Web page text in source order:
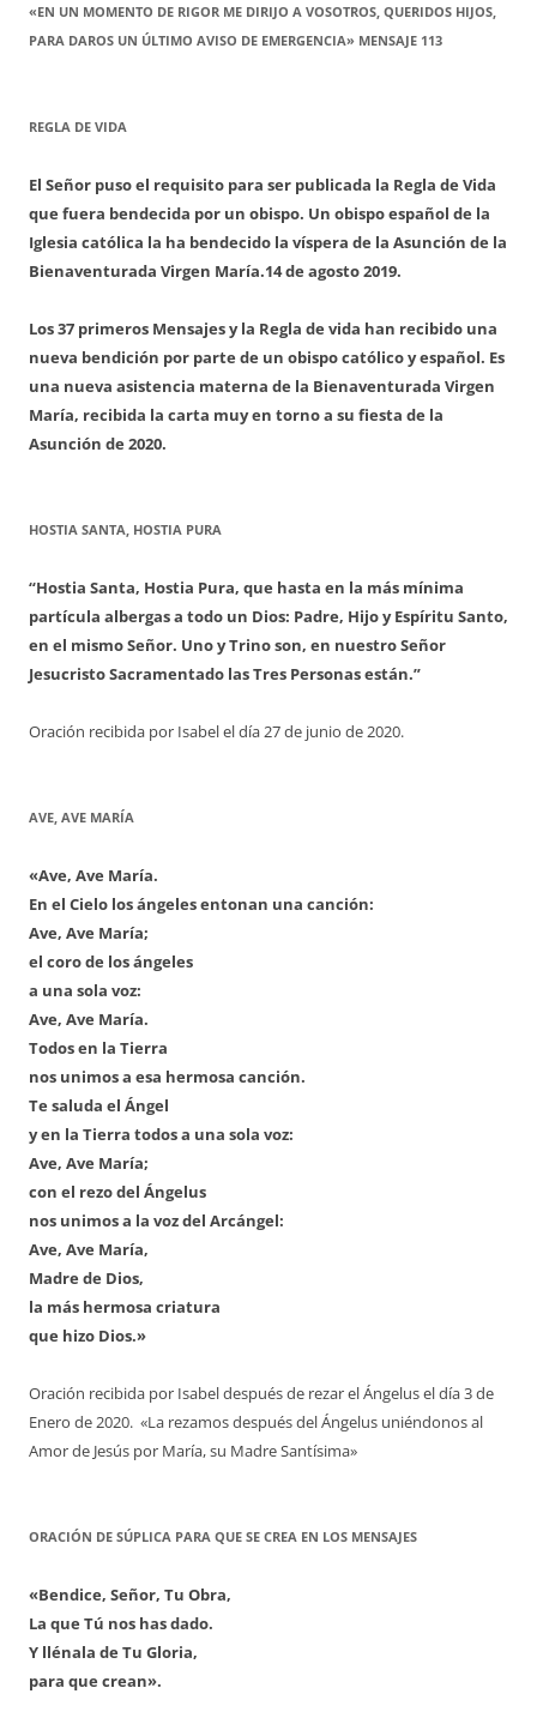
«EN UN MOMENTO DE RIGOR ME DIRIJO A VOSOTROS, QUERIDOS HIJOS,
PARA DAROS UN ÚLTIMO AVISO DE EMERGENCIA» MENSAJE 113
REGLA DE VIDA
El Señor puso el requisito para ser publicada la Regla de Vida
que fuera bendecida por un obispo. Un obispo español de la
Iglesia católica la ha bendecido la víspera de la Asunción de la
Bienaventurada Virgen María.14 de agosto 2019.
Los 37 primeros Mensajes y la Regla de vida han recibido una
nueva bendición por parte de un obispo católico y español. Es
una nueva asistencia materna de la Bienaventurada Virgen
María, recibida la carta muy en torno a su fiesta de la
Asunción de 2020.
HOSTIA SANTA, HOSTIA PURA
“Hostia Santa, Hostia Pura, que hasta en la más mínima
partícula albergas a todo un Dios: Padre, Hijo y Espíritu Santo,
en el mismo Señor. Uno y Trino son, en nuestro Señor
Jesucristo Sacramentado las Tres Personas están.”
Oración recibida por Isabel el día 27 de junio de 2020.
AVE, AVE MARÍA
«Ave, Ave María.
En el Cielo los ángeles entonan una canción:
Ave, Ave María;
el coro de los ángeles
a una sola voz:
Ave, Ave María.
Todos en la Tierra
nos unimos a esa hermosa canción.
Te saluda el Ángel
y en la Tierra todos a una sola voz:
Ave, Ave María;
con el rezo del Ángelus
nos unimos a la voz del Arcángel:
Ave, Ave María,
Madre de Dios,
la más hermosa criatura
que hizo Dios.»
Oración recibida por Isabel después de rezar el Ángelus el día 3 de
Enero de 2020. «La rezamos después del Ángelus uniéndonos al
Amor de Jesús por María, su Madre Santísima»
ORACIÓN DE SÚPLICA PARA QUE SE CREA EN LOS MENSAJES
«Bendice, Señor, Tu Obra,
La que Tú nos has dado.
Y llénala de Tu Gloria,
para que crean».